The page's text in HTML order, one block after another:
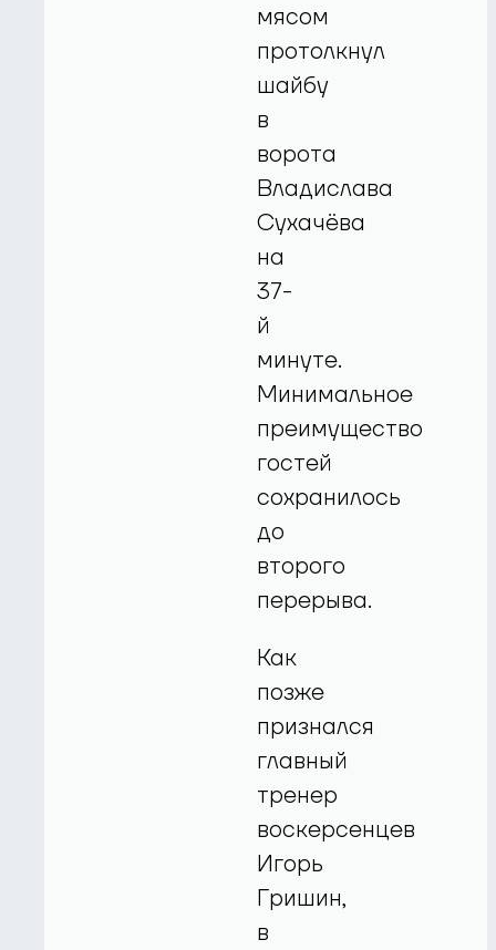
мясом
протолкнул
шайбу
в
ворота
Владислава
Сухачёва
на
37-
й
минуте.
Минимальное
преимущество
гостей
сохранилось
до
второго
перерыва.
Как
позже
признался
главный
тренер
воскерсенцев
Игорь
Гришин,
в